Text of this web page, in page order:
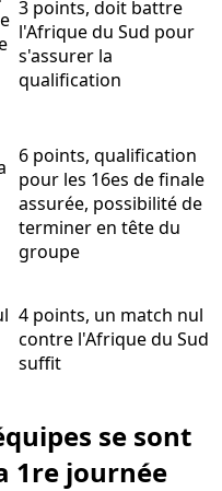
3 points, doit battre
l'Afrique du Sud pour
s'assurer la
qualification
6 points, qualification
pour les 16es de finale
assurée, possibilité de
terminer en tête du
groupe
4 points, un match nul
contre l'Afrique du Sud
suffit
se sont
1re journée